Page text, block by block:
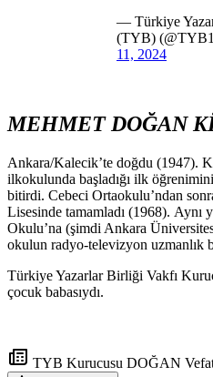
— Türkiye
(TYB)
11, 2024
MEHMET DOĞAN
Ankara/Kalecik’te doğdu (1947).
ilkokulunda başladığı ilk
bitirdi. Cebeci Ortaokulu’ndan
Lisesinde tamamladı (1968). Aynı
Okulu’na (şimdi Ankara
okulun radyo-televizyon uzmanlık
Türkiye Yazarlar Birliği Vakfı
çocuk babasıydı.
TYB Kurucusu DOĞAN